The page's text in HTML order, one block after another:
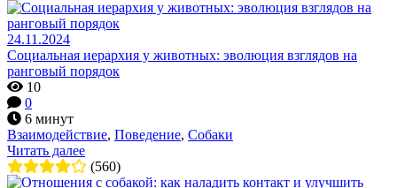
24.11.2024
Социальная иерархия у животных: эволюция взглядов на
ранговый порядок
10
0
6 минут
Взаимодействие, Поведение, Собаки
Читать далее
(560)